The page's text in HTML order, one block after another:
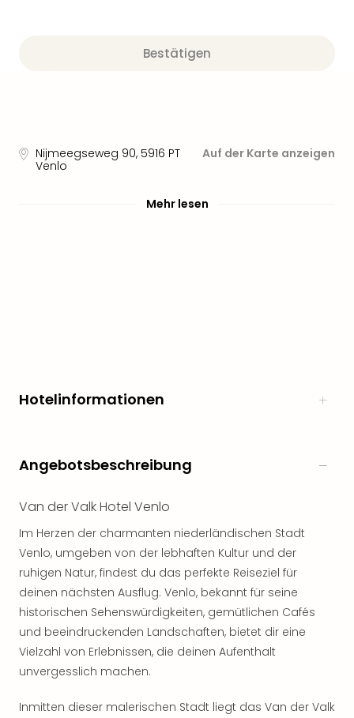
Bestätigen
Nijmeegseweg 90, 5916 PT
Venlo
Auf der Karte anzeigen
Mehr lesen
Hotelinformationen
Angebotsbeschreibung
Van der Valk Hotel Venlo
Im Herzen der charmanten niederländischen Stadt
Venlo, umgeben von der lebhaften Kultur und der
ruhigen Natur, findest du das perfekte Reiseziel für
deinen nächsten Ausflug. Venlo, bekannt für seine
historischen Sehenswürdigkeiten, gemütlichen Cafés
und beeindruckenden Landschaften, bietet dir eine
Vielzahl von Erlebnissen, die deinen Aufenthalt
unvergesslich machen.
Inmitten dieser malerischen Stadt liegt das Van der Valk